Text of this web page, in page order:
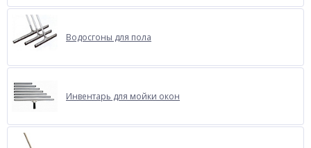
Водосгоны для пола
Инвентарь для мойки окон